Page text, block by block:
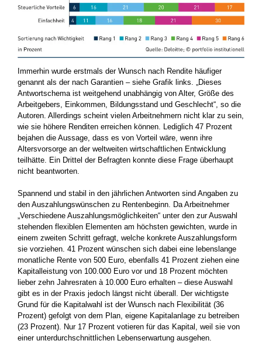
Immerhin wurde erstmals der Wunsch nach Rendite häufiger
genannt als der nach Garantien – siehe Grafik links. „Dieses
Antwortschema ist weitgehend unabhängig von Alter, Größe des
Arbeitgebers, Einkommen, Bildungsstand und Geschlecht“, so die
Autoren. Allerdings scheint vielen Arbeitnehmern nicht klar zu sein,
wie sie höhere Renditen erreichen können. Lediglich 47 Prozent
bejahen die Aussage, dass es von Vorteil wäre, wenn ihre
Altersvorsorge an der weltweiten wirtschaftlichen Entwicklung
teilhätte. Ein Drittel der Befragten konnte diese Frage überhaupt
nicht beantworten.
Spannend und stabil in den jährlichen Antworten sind Angaben zu
den Auszahlungswünschen zu Rentenbeginn. Da Arbeitnehmer
„Verschiedene Auszahlungsmöglichkeiten“ unter den zur Auswahl
stehenden flexiblen Elementen am höchsten gewichten, wurde in
einem zweiten Schritt gefragt, welche konkrete Auszahlungsform
sie vorziehen. 41 Prozent wünschen sich dabei eine lebenslange
monatliche Rente von 500 Euro, ebenfalls 41 Prozent ziehen eine
Kapitalleistung von 100.000 Euro vor und 18 Prozent möchten
lieber zehn Jahresraten à 10.000 Euro erhalten – diese Auswahl
gibt es in der Praxis jedoch längst nicht überall. Der wichtigste
Grund für die Kapitalwahl ist der Wunsch nach Flexibilität (36
Prozent) gefolgt von dem Plan, eigene Kapitalanlage zu betreiben
(23 Prozent). Nur 17 Prozent votieren für das Kapital, weil sie von
einer unterdurchschnittlichen Lebenserwartung ausgehen.